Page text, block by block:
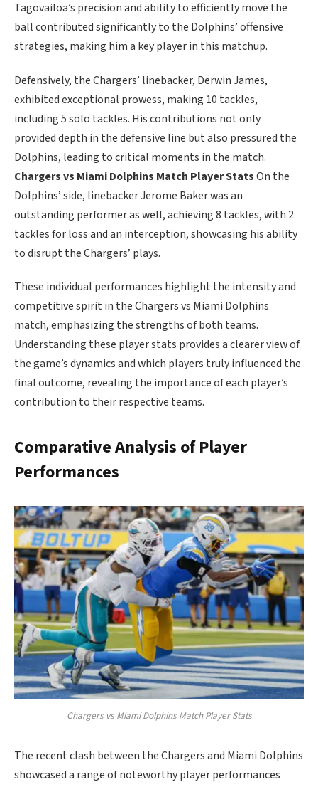
Tagovailoa’s precision and ability to efficiently move the
ball contributed significantly to the Dolphins’ offensive
strategies, making him a key player in this matchup.
Defensively, the Chargers’ linebacker, Derwin James,
exhibited exceptional prowess, making 10 tackles,
including 5 solo tackles. His contributions not only
provided depth in the defensive line but also pressured the
Dolphins, leading to critical moments in the match.
Chargers vs Miami Dolphins Match Player StatsOn the
Dolphins’ side, linebacker Jerome Baker was an
outstanding performer as well, achieving 8 tackles, with 2
tackles for loss and an interception, showcasing his ability
to disrupt the Chargers’ plays.
These individual performances highlight the intensity and
competitive spirit in the Chargers vs Miami Dolphins
match, emphasizing the strengths of both teams.
Understanding these player stats provides a clearer view of
the game’s dynamics and which players truly influenced the
final outcome, revealing the importance of each player’s
contribution to their respective teams.
Comparative Analysis of Player
Performances
Chargers vs Miami Dolphins Match Player Stats
The recent clash between the Chargers and Miami Dolphins
showcased a range of noteworthy player performances